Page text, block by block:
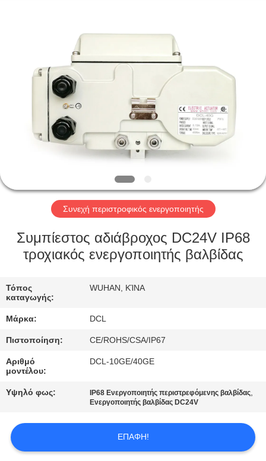
ΣΠΊΤΙ
ΠΡΟΪΌΝΤΑ
ΕΜΦΆΝΙΣΗ
ΠΕΡΊΠΟΥ
ΕΜΕΊΣ
ΓΎΡΟΣ
ΠΟΙΟΤΙΚΌΣ
ΈΛΕΓΧΟΣ
ΜΑΣ
ΕΛΆΤΕ
ΕΠΑΦΉ
ΜΕ
Συνεχή περιστροφικός ενεργοποιητής
Συμπίεστος αδιάβροχος DC24V IP68
τροχιακός ενεργοποιητής βαλβίδας
Τόπος
καταγωγής:
WUHAN, ΚΊΝΑ
Μάρκα: DCL
Πιστοποίηση: CE/ROHS/CSA/IP67
Αριθμό
μοντέλου:
DCL-10GE/40GE
Υψηλό φως: IP68 Ενεργοποιητής περιστρεφόμενης βαλβίδας,
Ενεργοποιητής βαλβίδας DC24V
ΕΠΑΦΉ!